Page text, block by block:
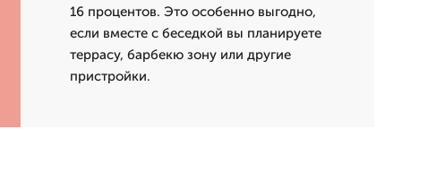
16 процентов. Это особенно выгодно,
если вместе с беседкой вы планируете
террасу, барбекю зону или другие
пристройки.